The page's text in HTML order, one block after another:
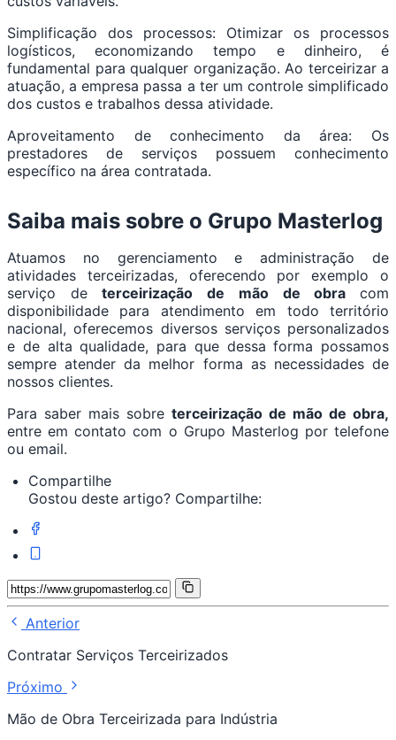
Simplificação dos processos: Otimizar os processos
logísticos, economizando tempo e dinheiro, é
fundamental para qualquer organização. Ao terceirizar a
atuação, a empresa passa a ter um controle simplificado
dos custos e trabalhos dessa atividade.
Aproveitamento de conhecimento da área: Os
prestadores de serviços possuem conhecimento
específico na área contratada.
Saiba mais sobre o Grupo Masterlog
Atuamos no gerenciamento e administração de
atividades terceirizadas, oferecendo por exemplo o
serviço deterceirização de mão de obracom
disponibilidade para atendimento em todo território
nacional, oferecemos diversos serviços personalizados
e de alta qualidade, para que dessa forma possamos
sempre atender da melhor forma as necessidades de
nossos clientes.
Para saber mais sobre terceirização de mão de obra,
entre em contato com o Grupo Masterlog por telefone
ou email.
Compartilhe
Gostou deste artigo? Compartilhe:
Anterior
Contratar Serviços Terceirizados
Próximo
Mão de Obra Terceirizada para Indústria